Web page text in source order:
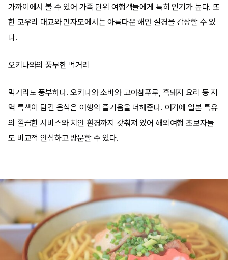
가까이에서 볼 수 있어 가족 단위 여행객들에게 특히 인기가 높다. 또
한 코우리 대교와 만자모에서는 아름다운 해안 절경을 감상할 수 있
다.
오키나와의 풍부한 먹거리
먹거리도 풍부하다. 오키나와 소바와 고야참푸루, 흑돼지 요리 등 지
역 특색이 담긴 음식은 여행의 즐거움을 더해준다. 여기에 일본 특유
의 깔끔한 서비스와 치안 환경까지 갖춰져 있어 해외여행 초보자들
도 비교적 안심하고 방문할 수 있다.